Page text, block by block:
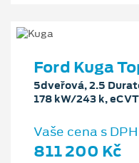
Ford Kuga
5dveřová, 2.5
178 kW/243 k,
Vaše cena s DPH
811 200 Kč